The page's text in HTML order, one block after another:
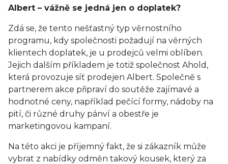
Albert – vážně se jedná jen o doplatek?
Zdá se, že tento nešťastný typ věrnostního
programu, kdy společnosti požadují na věrných
klientech doplatek, je u prodejců velmi oblíben.
Jejich dalším příkladem je totiž společnost Ahold,
která provozuje síť prodejen Albert. Společně s
partnerem akce připraví do soutěže zajímavé a
hodnotné ceny, například pečící formy, nádoby na
pití, či různé druhy pánví a obestře je
marketingovou kampaní.
Na této akci je příjemný fakt, že si zákazník může
vybrat z nabídky odměn takový kousek, který za